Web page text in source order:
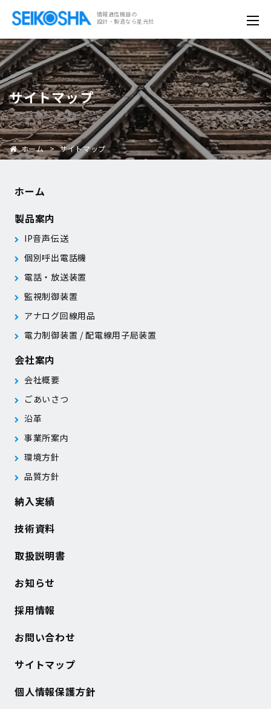
情報通信機器の
設計・製造なら星光社
サイトマップ
ホーム > サイトマップ
ホーム
製品案内
IP音声伝送
個別呼出電話機
電話・放送装置
監視制御装置
アナログ回線用品
電力制御装置 / 配電線用子局装置
会社案内
会社概要
ごあいさつ
沿革
事業所案内
環境方針
品質方針
納入実績
技術資料
取扱説明書
お知らせ
採用情報
お問い合わせ
サイトマップ
個人情報保護方針